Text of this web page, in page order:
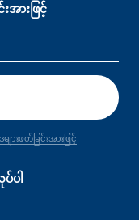
ားဖြင့်
းဖတ်ခြင်းအားဖြင့်
ပါ